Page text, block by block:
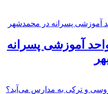
واحد آموزشی پسرانه